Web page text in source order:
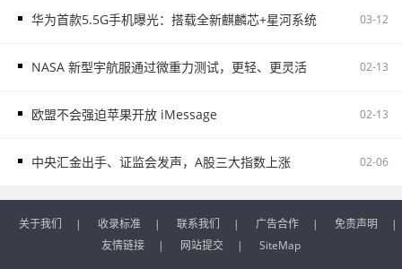
华为首款5.5G手机曝光：搭载全新麒麟芯+星河系统 03-12
NASA 新型宇航服通过微重力测试，更轻、更灵活 02-13
欧盟不会强迫苹果开放 iMessage 02-13
中央汇金出手、证监会发声，A股三大指数上涨 02-06
关于我们 | 收录标准 | 联系我们 | 广告合作 | 免责声明
|
友情链接
| 网站提交 |
SiteMap